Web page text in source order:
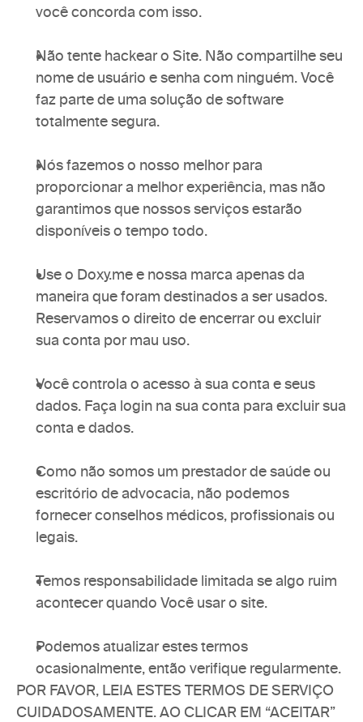
você concorda com isso.
Não tente hackear o Site. Não compartilhe seu
nome de usuário e senha com ninguém. Você
faz parte de uma solução de software
totalmente segura.
Nós fazemos o nosso melhor para
proporcionar a melhor experiência, mas não
garantimos que nossos serviços estarão
disponíveis o tempo todo.
Use o Doxy.me e nossa marca apenas da
maneira que foram destinados a ser usados.
Reservamos o direito de encerrar ou excluir
sua conta por mau uso.
Você controla o acesso à sua conta e seus
dados. Faça login na sua conta para excluir sua
conta e dados.
Como não somos um prestador de saúde ou
escritório de advocacia, não podemos
fornecer conselhos médicos, profissionais ou
legais.
Temos responsabilidade limitada se algo ruim
acontecer quando Você usar o site.
Podemos atualizar estes termos
ocasionalmente, então verifique regularmente.
POR FAVOR, LEIA ESTES TERMOS DE SERVIÇO
CUIDADOSAMENTE. AO CLICAR EM “ACEITAR”